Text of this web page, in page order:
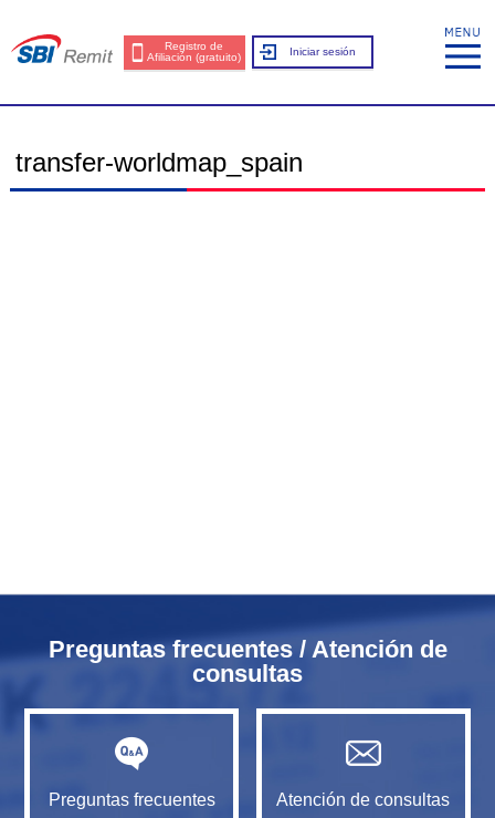
Registro de
Afiliación (gratuito)
Iniciar sesión
transfer-worldmap_spain
Preguntas frecuentes / Atención de
consultas
Preguntas frecuentes Atención de consultas